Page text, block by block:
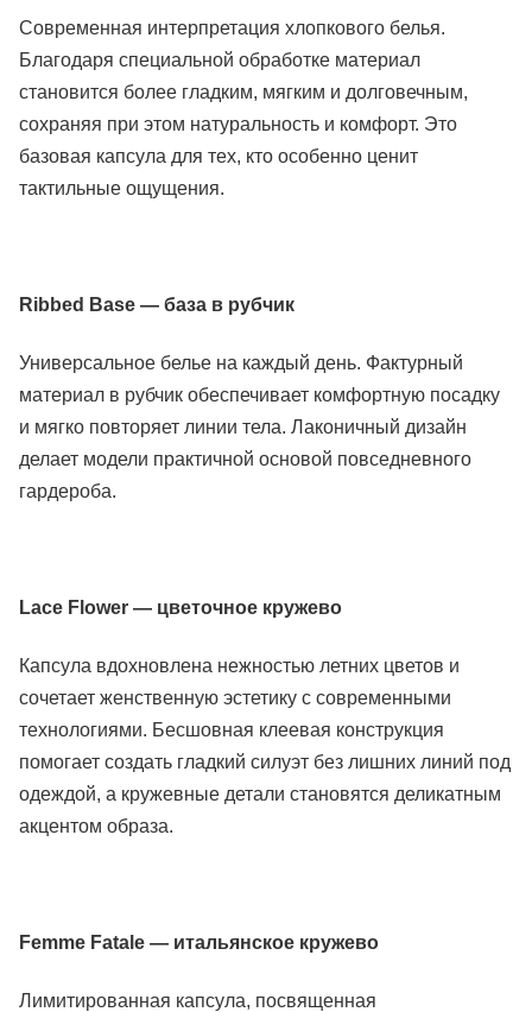
Современная интерпретация хлопкового белья.
Благодаря специальной обработке материал
становится более гладким, мягким и долговечным,
сохраняя при этом натуральность и комфорт. Это
базовая капсула для тех, кто особенно ценит
тактильные ощущения.
Ribbed Base — база в рубчик
Универсальное белье на каждый день. Фактурный
материал в рубчик обеспечивает комфортную посадку
и мягко повторяет линии тела. Лаконичный дизайн
делает модели практичной основой повседневного
гардероба.
Lace Flower — цветочное кружево
Капсула вдохновлена нежностью летних цветов и
сочетает женственную эстетику с современными
технологиями. Бесшовная клеевая конструкция
помогает создать гладкий силуэт без лишних линий под
одеждой, а кружевные детали становятся деликатным
акцентом образа.
Femme Fatale — итальянское кружево
Лимитированная капсула, посвященная